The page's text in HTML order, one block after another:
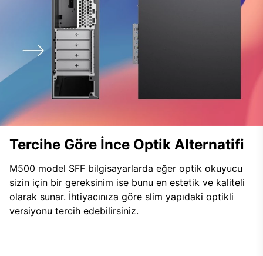
Tercihe Göre İnce Optik Alternatifi
M500 model SFF bilgisayarlarda eğer optik okuyucu
sizin için bir gereksinim ise bunu en estetik ve kaliteli
olarak sunar. İhtiyacınıza göre slim yapıdaki optikli
versiyonu tercih edebilirsiniz.